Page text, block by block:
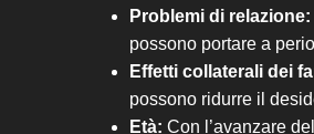
Problemi di relazione:
possono portare a
Effetti collaterali dei
possono ridurre il
Età: Con l’avanzare